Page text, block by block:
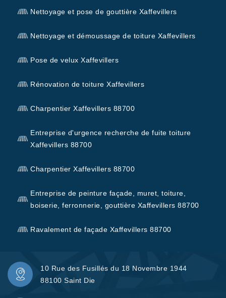
Nettoyage et pose de gouttière Xaffevillers
Nettoyage et démoussage de toiture Xaffevillers
Pose de velux Xaffevillers
Rénovation de toiture Xaffevillers
Charpentier Xaffevillers 88700
Entreprise d'urgence recherche de fuite toiture
Xaffevillers 88700
Charpentier Xaffevillers 88700
Entreprise de peinture façade, muret, toiture,
boiserie, ferronnerie, gouttière Xaffevillers 88700
Ravalement de façade Xaffevillers 88700
10 Rue des Fusillés du 18 Novembre 1944
88100 Saint Die